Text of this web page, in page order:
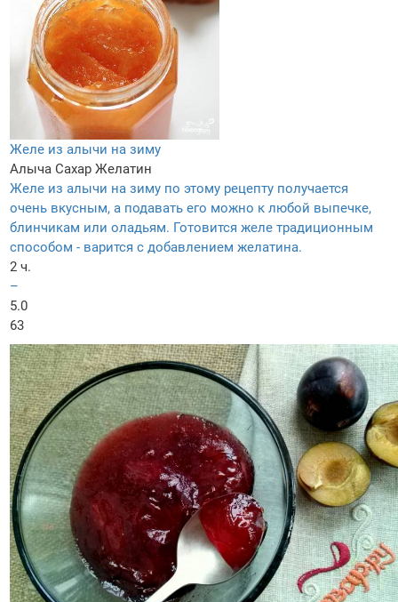
Желе из алычи на зиму
Алыча Сахар Желатин
Желе из алычи на зиму по этому рецепту получается
очень вкусным, а подавать его можно к любой выпечке,
блинчикам или оладьям. Готовится желе традиционным
способом - варится с добавлением желатина.
2 ч.
–
5.0
63